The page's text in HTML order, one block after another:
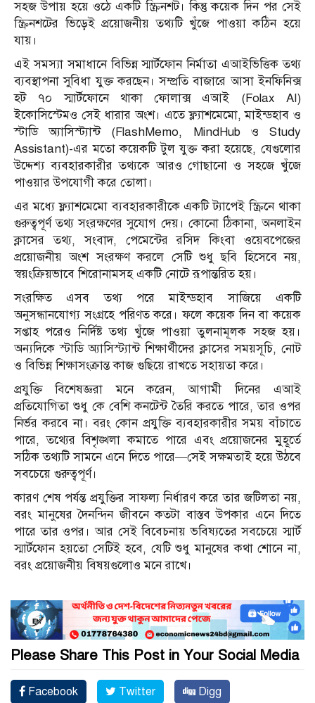
সহজ উপায় হয়ে ওঠে একটি স্ক্রিনশট। কিন্তু কয়েক দিন পর সেই
স্ক্রিনশটের ভিড়েই প্রয়োজনীয় তথ্যটি খুঁজে পাওয়া কঠিন হয়ে
যায়।
এই সমস্যা সমাধানে বিভিন্ন স্মার্টফোন নির্মাতা এআইভিত্তিক তথ্য
ব্যবস্থাপনা সুবিধা যুক্ত করছেন। সম্প্রতি বাজারে আসা ইনফিনিক্স
হট ৭০ স্মার্টফোনে থাকা ফোলাক্স এআই (Folax AI)
ইকোসিস্টেমও সেই ধারার অংশ। এতে ফ্ল্যাশমেমো, মাইন্ডহাব ও
স্টাডি অ্যাসিস্ট্যান্ট (FlashMemo, MindHub ও Study
Assistant)-এর মতো কয়েকটি টুল যুক্ত করা হয়েছে, যেগুলোর
উদ্দেশ্য ব্যবহারকারীর তথ্যকে আরও গোছানো ও সহজে খুঁজে
পাওয়ার উপযোগী করে তোলা।
এর মধ্যে ফ্ল্যাশমেমো ব্যবহারকারীকে একটি ট্যাপেই স্ক্রিনে থাকা
গুরুত্বপূর্ণ তথ্য সংরক্ষণের সুযোগ দেয়। কোনো ঠিকানা, অনলাইন
ক্লাসের তথ্য, সংবাদ, পেমেন্টের রসিদ কিংবা ওয়েবপেজের
প্রয়োজনীয় অংশ সংরক্ষণ করলে সেটি শুধু ছবি হিসেবে নয়,
স্বয়ংক্রিয়ভাবে শিরোনামসহ একটি নোটে রূপান্তরিত হয়।
সংরক্ষিত এসব তথ্য পরে মাইন্ডহাব সাজিয়ে একটি
অনুসন্ধানযোগ্য সংগ্রহে পরিণত করে। ফলে কয়েক দিন বা কয়েক
সপ্তাহ পরেও নির্দিষ্ট তথ্য খুঁজে পাওয়া তুলনামূলক সহজ হয়।
অন্যদিকে স্টাডি অ্যাসিস্ট্যান্ট শিক্ষার্থীদের ক্লাসের সময়সূচি, নোট
ও বিভিন্ন শিক্ষাসংক্রান্ত কাজ গুছিয়ে রাখতে সহায়তা করে।
প্রযুক্তি বিশেষজ্ঞরা মনে করেন, আগামী দিনের এআই
প্রতিযোগিতা শুধু কে বেশি কনটেন্ট তৈরি করতে পারে, তার ওপর
নির্ভর করবে না। বরং কোন প্রযুক্তি ব্যবহারকারীর সময় বাঁচাতে
পারে, তথ্যের বিশৃঙ্খলা কমাতে পারে এবং প্রয়োজনের মুহূর্তে
সঠিক তথ্যটি সামনে এনে দিতে পারে—সেই সক্ষমতাই হয়ে উঠবে
সবচেয়ে গুরুত্বপূর্ণ।
কারণ শেষ পর্যন্ত প্রযুক্তির সাফল্য নির্ধারণ করে তার জটিলতা নয়,
বরং মানুষের দৈনন্দিন জীবনে কতটা বাস্তব উপকার এনে দিতে
পারে তার ওপর। আর সেই বিবেচনায় ভবিষ্যতের সবচেয়ে স্মার্ট
স্মার্টফোন হয়তো সেটিই হবে, যেটি শুধু মানুষের কথা শোনে না,
বরং প্রয়োজনীয় বিষয়গুলোও মনে রাখে।
Please Share This Post in Your Social Media
Facebook Twitter Digg